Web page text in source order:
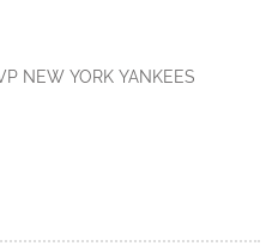
NEW YORK YANKEES